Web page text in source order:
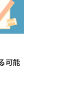
可能